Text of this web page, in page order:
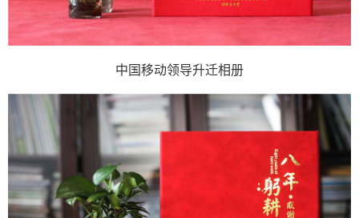
中国移动领导升迁相册